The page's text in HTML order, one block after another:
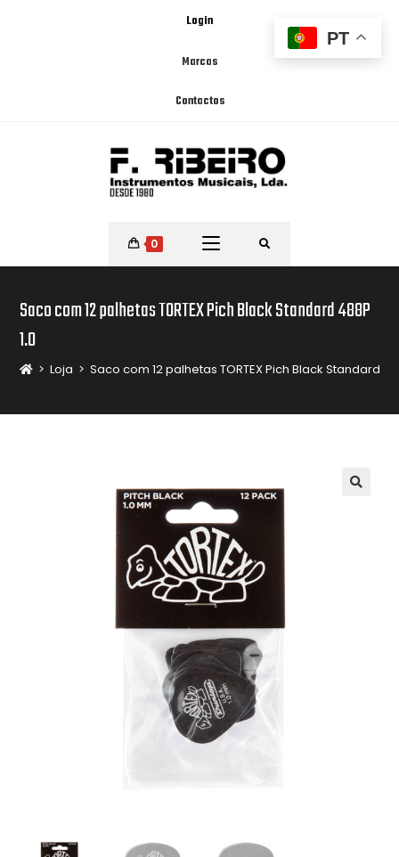
Login
Marcas
Contactos
0
Saco com 12 palhetas TORTEX Pich Black Standard 488P
1.0
> Loja > Saco com 12 palhetas TORTEX Pich Black Standard
PT